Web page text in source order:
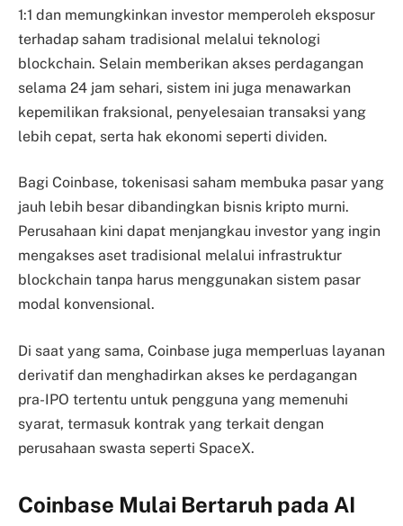
1:1 dan memungkinkan investor memperoleh eksposur
terhadap saham tradisional melalui teknologi
blockchain. Selain memberikan akses perdagangan
selama 24 jam sehari, sistem ini juga menawarkan
kepemilikan fraksional, penyelesaian transaksi yang
lebih cepat, serta hak ekonomi seperti dividen.
Bagi Coinbase, tokenisasi saham membuka pasar yang
jauh lebih besar dibandingkan bisnis kripto murni.
Perusahaan kini dapat menjangkau investor yang ingin
mengakses aset tradisional melalui infrastruktur
blockchain tanpa harus menggunakan sistem pasar
modal konvensional.
Di saat yang sama, Coinbase juga memperluas layanan
derivatif dan menghadirkan akses ke perdagangan
pra-IPO tertentu untuk pengguna yang memenuhi
syarat, termasuk kontrak yang terkait dengan
perusahaan swasta seperti SpaceX.
Coinbase Mulai Bertaruh pada AI